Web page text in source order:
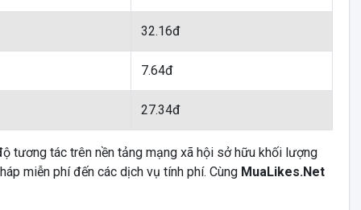
32.16đ
7.64đ
27.34đ
tương tác trên nền tảng mạng xã hội sở hữu khối lượng
miễn phí đến các dịch vụ tính phí. CùngMuaLikes.Net